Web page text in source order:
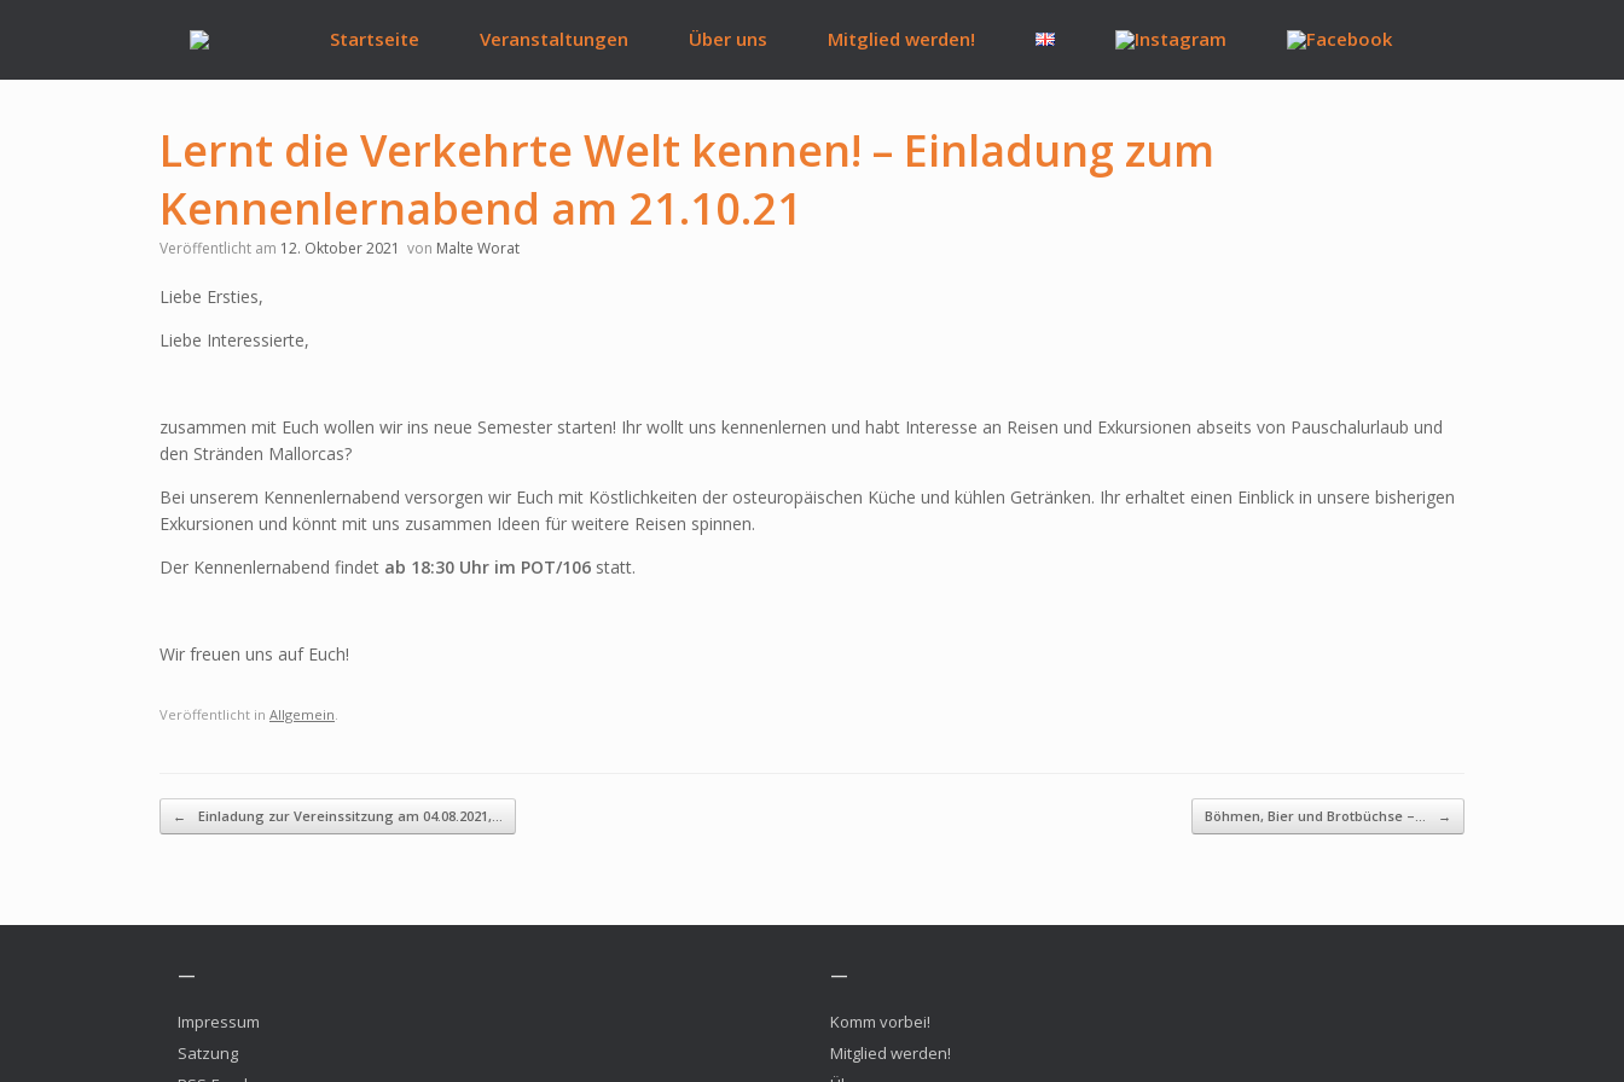
Startseite Veranstaltungen Über uns Mitglied werden!
Lernt die Verkehrte Welt kennen! – Einladung zum
Kennenlernabend am 21.10.21
Veröffentlicht am 12. Oktober 2021 von Malte Worat
Liebe Ersties,
Liebe Interessierte,
zusammen mit Euch wollen wir ins neue Semester starten! Ihr wollt uns kennenlernen und habt Interesse an Reisen und Exkursionen abseits von Pauschalurlaub und
den Stränden Mallorcas?
Bei unserem Kennenlernabend versorgen wir Euch mit Köstlichkeiten der osteuropäischen Küche und kühlen Getränken. Ihr erhaltet einen Einblick in unsere bisherigen
Exkursionen und könnt mit uns zusammen Ideen für weitere Reisen spinnen.
Der Kennenlernabend findet ab 18:30 Uhr im POT/106 statt.
Wir freuen uns auf Euch!
Veröffentlicht in Allgemein
Beitragsnavigation
← Einladung zur Vereinssitzung am 04.08.2021,… Böhmen, Bier und Brotbüchse –… →
—
Impressum
Satzung
—
Komm vorbei!
Mitglied werden!